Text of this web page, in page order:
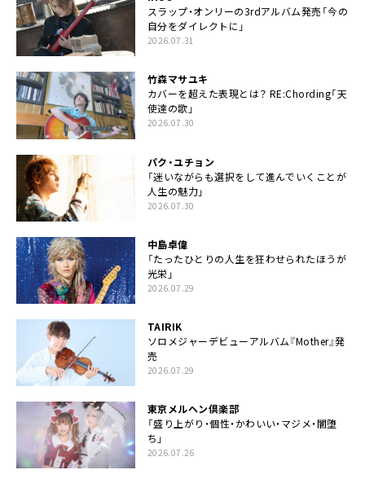
スラップ・オンリーの3rdアルバム発売「今の
自分をダイレクトに」
2026.07.31
竹森マサユキ
カバーを超えた表現とは？ RE:Chording「天
使達の歌」
2026.07.30
パク・ユチョン
「迷いながらも選択をして進んでいくことが
人生の魅力」
2026.07.30
中島卓偉
「たったひとりの人生を狂わせられたほうが
光栄」
2026.07.29
TAIRIK
ソロメジャーデビューアルバム『Mother』発
売
2026.07.29
東京メルヘン倶楽部
「盛り上がり・個性・かわいい・マジメ・闇堕
ち」
2026.07.26